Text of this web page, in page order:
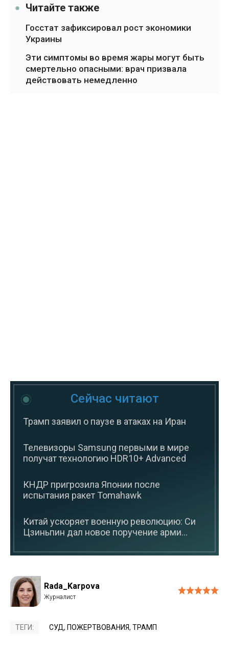
Читайте также
Госстат зафиксировал рост экономики
Украины
Эти симптомы во время жары могут быть
смертельно опасными: врач призвала
действовать немедленно
Сейчас читают
Трамп заявил о паузе в атаках на Иран
Телевизоры Samsung первыми в мире
получат технологию HDR10+ Advanced
КНДР пригрозила Японии после
испытания ракет Tomahawk
Китай ускоряет военную революцию: Си
Цзиньпин дал новое поручение арми...
Rada_Karpova
ТЕГИ: СУД, ПОЖЕРТВОВАНИЯ, ТРАМП